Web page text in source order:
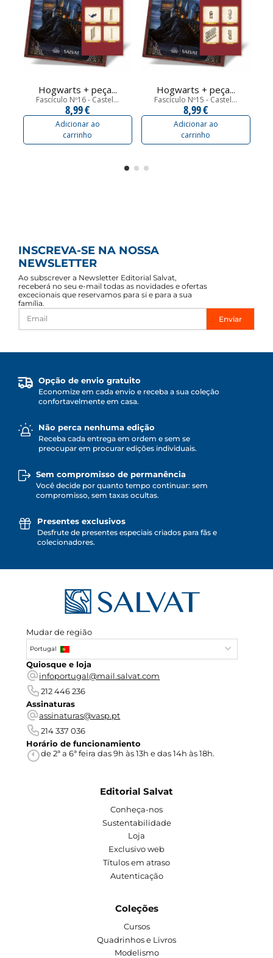
Hogwarts + peça...
Fascículo Nº16 - Castel...
8,99 €
Adicionar ao
carrinho
Hogwarts + peça...
Fascículo Nº15 - Castel...
8,99 €
Adicionar ao
carrinho
INSCREVA-SE NA NOSSA
NEWSLETTER
Ao subscrever a Newsletter Editorial Salvat,
receberá no seu e-mail todas as novidades e ofertas
excecionais que reservamos para si e para a sua
família.
Enviar
Opção de envio gratuito
Economize em cada envio e receba a sua coleção
confortavelmente em casa.
Não perca nenhuma edição
Receba cada entrega em ordem e sem se
preocupar em procurar edições individuais.
Sem compromisso de permanência
Você decide por quanto tempo continuar: sem
compromisso, sem taxas ocultas.
Presentes exclusivos
Desfrute de presentes especiais criados para fãs e
colecionadores.
Mudar de região
Portugal
Quiosque e loja
infoportugal@mail.salvat.com
212 446 236
Assinaturas
assinaturas@vasp.pt
214 337 036
Horário de funcionamiento
de 2ª a 6ª feira das 9h às 13h e das 14h às 18h.
Editorial Salvat
Conheça-nos
Sustentabilidade
Loja
Exclusivo web
Títulos em atraso
Autenticação
Coleções
Cursos
Quadrinhos e Livros
Modelismo